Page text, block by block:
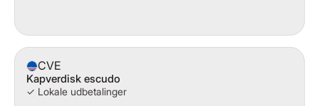
CVE
Kapverdisk escudo
✓ Lokale udbetalinger